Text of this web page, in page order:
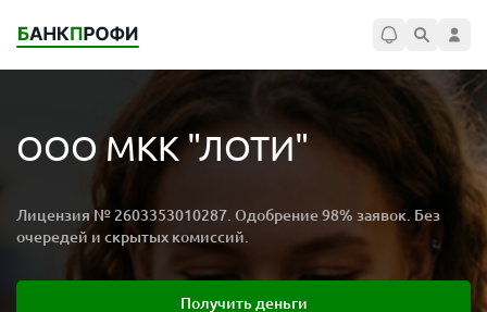
ООО МКК "ЛОТИ"
Лицензия № 2603353010287. Одобрение 98% заявок. Без
очередей и скрытых комиссий.
Получить деньги